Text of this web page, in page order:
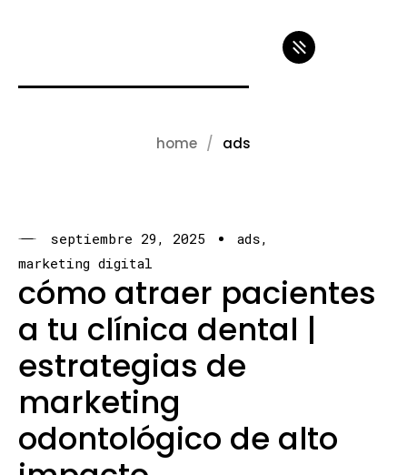
home ads
septiembre 29, 2025
ads
marketing digital
cómo atraer pacientes
a tu clínica dental |
estrategias de
marketing
odontológico de alto